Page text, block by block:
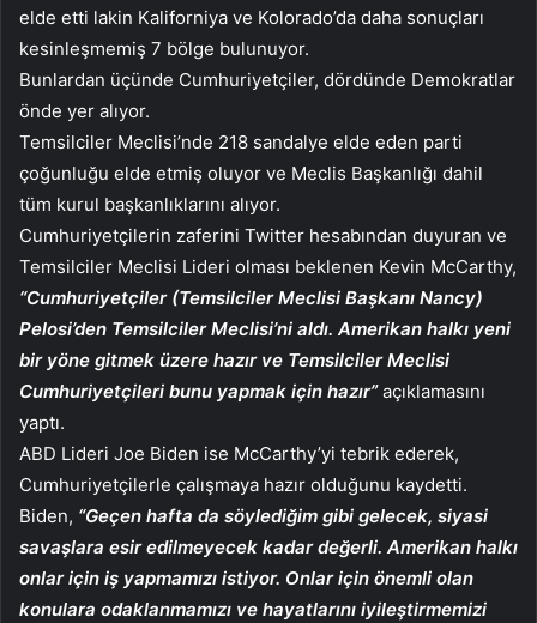
elde etti lakin Kaliforniya ve Kolorado’da daha sonuçları
kesinleşmemiş 7 bölge bulunuyor.
Bunlardan üçünde Cumhuriyetçiler, dördünde Demokratlar
önde yer alıyor.
Temsilciler Meclisi’nde 218 sandalye elde eden parti
çoğunluğu elde etmiş oluyor ve Meclis Başkanlığı dahil
tüm kurul başkanlıklarını alıyor.
Cumhuriyetçilerin zaferini Twitter hesabından duyuran ve
Temsilciler Meclisi Lideri olması beklenen Kevin McCarthy,
“Cumhuriyetçiler (Temsilciler Meclisi Başkanı Nancy)
Pelosi’den Temsilciler Meclisi’ni aldı. Amerikan halkı yeni
bir yöne gitmek üzere hazır ve Temsilciler Meclisi
Cumhuriyetçileri bunu yapmak için hazır”açıklamasını
yaptı.
ABD Lideri Joe Biden ise McCarthy’yi tebrik ederek,
Cumhuriyetçilerle çalışmaya hazır olduğunu kaydetti.
Biden, “Geçen hafta da söylediğim gibi gelecek, siyasi
savaşlara esir edilmeyecek kadar değerli. Amerikan halkı
onlar için iş yapmamızı istiyor. Onlar için önemli olan
konulara odaklanmamızı ve hayatlarını iyileştirmemizi